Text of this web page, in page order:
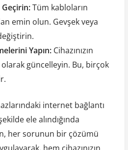
Geçirin:Tüm kabloların
emin olun. Gevşek veya
Yapın:Cihazınızın
olarak güncelleyin. Bu, birçok
internet bağlantı
ele alındığında
her sorunun bir çözümü